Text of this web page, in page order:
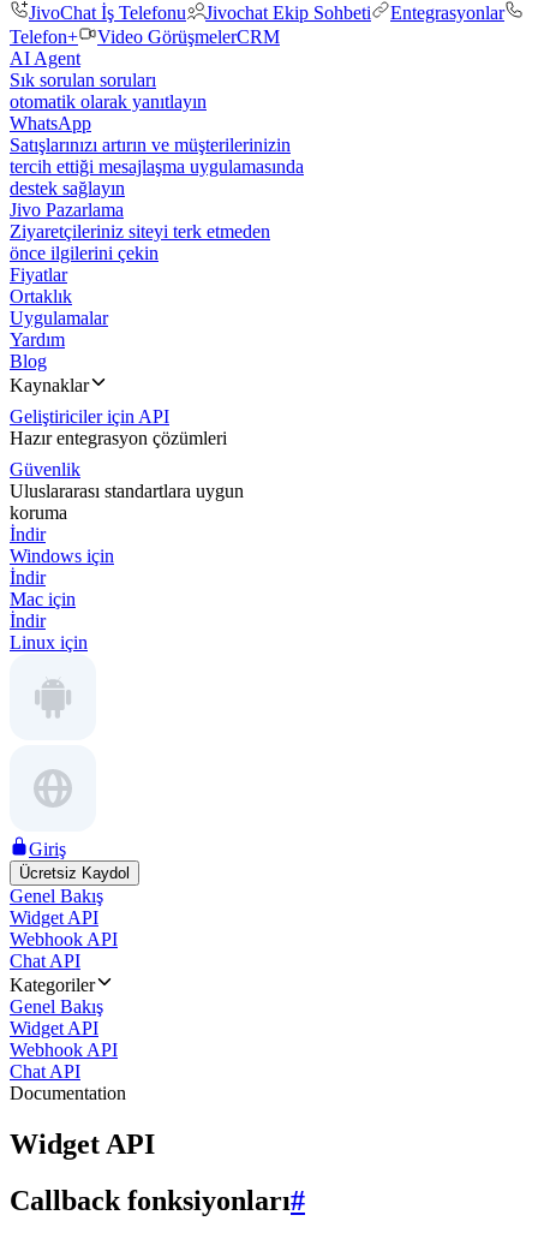
JivoChat İş Telefonu
Jivochat Ekip Sohbeti
Entegrasyonlar
Telefon+
Video GörüşmelerCRM
AI Agent
Sık sorulan soruları
otomatik olarak yanıtlayın
WhatsApp
Satışlarınızı artırın ve müşterilerinizin
tercih ettiği mesajlaşma uygulamasında
destek sağlayın
Jivo Pazarlama
Ziyaretçileriniz siteyi terk etmeden
önce ilgilerini çekin
Fiyatlar
Ortaklık
Uygulamalar
Yardım
Blog
Kaynaklar
Geliştiriciler için API
Hazır entegrasyon çözümleri
Güvenlik
Uluslararası standartlara uygun
koruma
İndir
Windows için
İndir
Mac için
İndir
Linux için
Giriş
Ücretsiz Kaydol
Genel Bakış
Widget API
Webhook API
Chat API
Kategoriler
Genel Bakış
Widget API
Webhook API
Chat API
Documentation
Widget API
Callback fonksiyonları#